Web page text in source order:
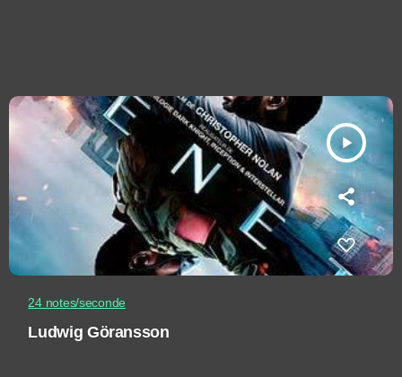
play_arrow
24 notes/seconde
Ludwig Göransson